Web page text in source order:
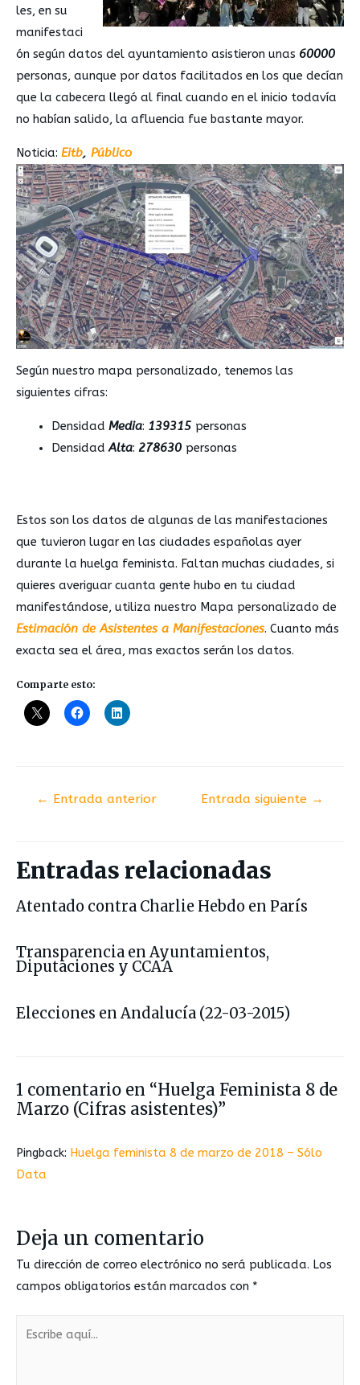
les, en su
manifestaci
ón según datos del ayuntamiento asistieron unas 60000
personas, aunque por datos facilitados en los que decían
que la cabecera llegó al final cuando en el inicio todavía
no habían salido, la afluencia fue bastante mayor.
Noticia: Eitb, Público
Según nuestro mapa personalizado, tenemos las
siguientes cifras:
Densidad Media: 139315 personas
DensidadAlta: 278630 personas
Estos son los datos de algunas de las manifestaciones
que tuvieron lugar en las ciudades españolas ayer
durante la huelga feminista. Faltan muchas ciudades, si
quieres averiguar cuanta gente hubo en tu ciudad
manifestándose, utiliza nuestro Mapa personalizado de
Estimación de Asistentes a Manifestaciones. Cuanto más
exacta sea el área, mas exactos serán los datos.
Comparte esto:
← Entrada anterior Entrada siguiente →
Entradas relacionadas
Atentado contra Charlie Hebdo en París
Transparencia en Ayuntamientos,
Diputaciones y CCAA
Elecciones en Andalucía (22-03-2015)
1 comentario en “Huelga Feminista 8 de
Marzo (Cifras asistentes)”
Pingback: Huelga feminista 8 de marzo de 2018 – Sólo
Data
Deja un comentario
Tu dirección de correo electrónico no será publicada. Los
campos obligatorios están marcados con *